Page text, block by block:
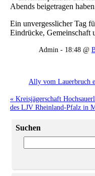
Abends beigetragen
Ein unvergesslicher Tag
Eindrücke, Gemeinschaft
Admin - 18:48 @
Ally vom Lauerbruch
« Kreisjägerschaft
des LJV Rheinland-Pfalz in
Suchen